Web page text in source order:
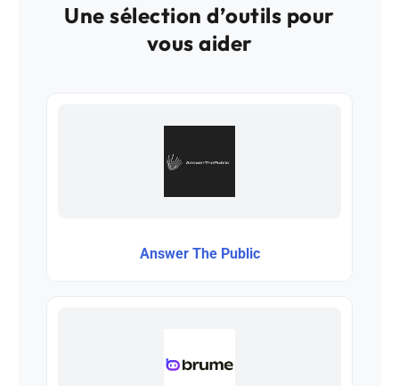
Une sélection d’outils pour
vous aider
Answer The Public